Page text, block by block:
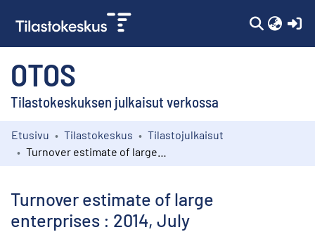
OTOS
Tilastokeskuksen julkaisut verkossa
Kokoelmat
Etusivu Tilastokeskus
Tilastojulkaisut
Turnover estimate of large
enterprises : 2014, July